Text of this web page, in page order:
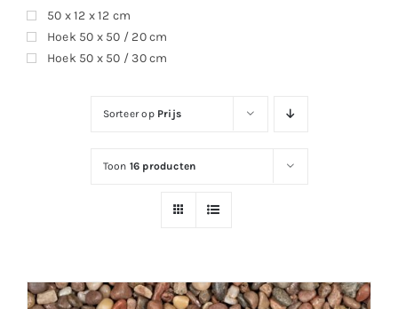
Sorteer op Prijs
Toon 16 producten
50 x 12 x 12 cm
Hoek 50 x 50 / 20 cm
Hoek 50 x 50 / 30 cm